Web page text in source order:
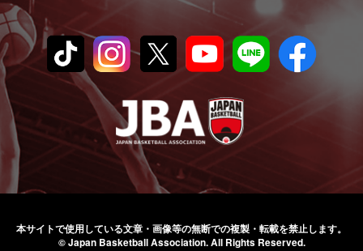
本サイトで使用している文章・画像等の無断での複製・転載を禁止します。
© Japan Basketball Association.All Rights Reserved.